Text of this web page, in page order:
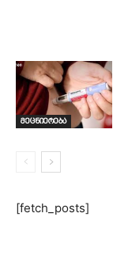
მეცნიერება
[fetch_posts]